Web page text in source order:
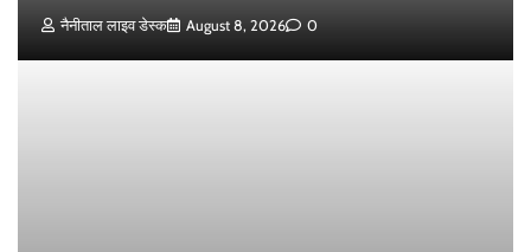
नैनीताल लाइव डेस्क August 8, 2026 0